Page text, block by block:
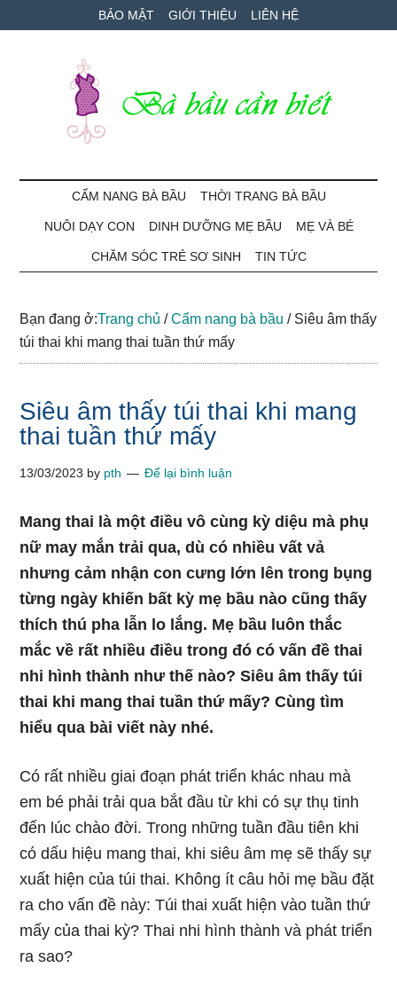
to
to
qua
BẢO MẬT GIỚI THIỆU LIÊN HỆ
Bà
Bầu
Cần
Biết
bé
CẨM NANG BÀ BẦU THỜI TRANG BÀ BẦU
NUÔI DẠY CON DINH DƯỠNG MẸ BẦU MẸ VÀ BÉ
CHĂM SÓC TRẺ SƠ SINH TIN TỨC
Bạn đang ở:Trang chủ / Cẩm nang bà bầu /Siêu âm thấy
túi thai khi mang thai tuần thứ mấy
Siêu âm thấy túi thai khi mang
thai tuần thứ mấy
13/03/2023 by pth Để lại bình luận
Mang thai là một điều vô cùng kỳ diệu mà phụ
nữ may mắn trải qua, dù có nhiều vất vả
nhưng cảm nhận con cưng lớn lên trong bụng
từng ngày khiến bất kỳ mẹ bầu nào cũng thấy
thích thú pha lẫn lo lắng. Mẹ bầu luôn thắc
mắc về rất nhiều điều trong đó có vấn đề thai
nhi hình thành như thế nào? Siêu âm thấy túi
thai khi mang thai tuần thứ mấy? Cùng tìm
hiểu qua bài viết này nhé.
Có rất nhiều giai đoạn phát triển khác nhau mà
em bé phải trải qua bắt đầu từ khi có sự thụ tinh
đến lúc chào đời. Trong những tuần đầu tiên khi
có dấu hiệu mang thai, khi siêu âm mẹ sẽ thấy sự
xuất hiện của túi thai. Không ít câu hỏi mẹ bầu đặt
ra cho vấn đề này: Túi thai xuất hiện vào tuần thứ
mấy của thai kỳ? Thai nhi hình thành và phát triển
ra sao?